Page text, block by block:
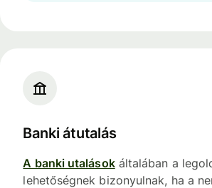
Banki átutalás
A banki utalásokáltalában a
lehetőségnek bizonyulnak, ha a